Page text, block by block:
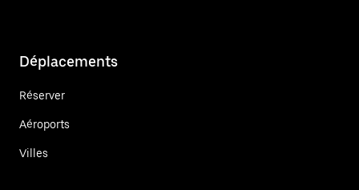
Déplacements
Réserver
Aéroports
Villes